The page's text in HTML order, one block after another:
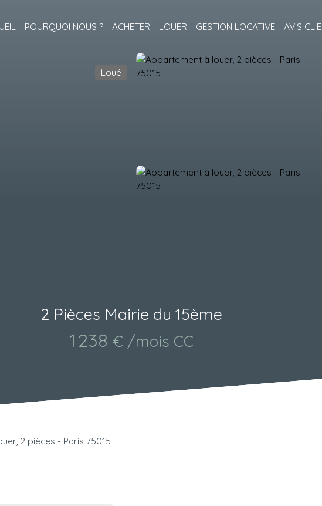
POURQUOI NOUS ? ACHETER LOUER GESTION LOCATIVE AVIS
Loué
2 Pièces Mairie du 15ème
1 238 € /mois CC
2 pièces - Paris 75015